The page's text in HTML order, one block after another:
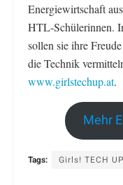
Energiewirtschaft
HTL-Schülerinnen.
sollen sie ihre
die Technik
www.girlstechup.at.
Mehr
Tags: Girls! TECH UP